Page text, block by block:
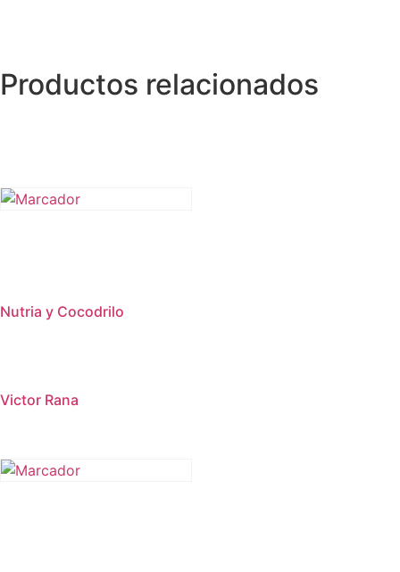
Productos relacionados
Nutria y Cocodrilo
Victor Rana